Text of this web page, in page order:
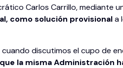
Carlos Carrillo, mediante
como solución provisionala
cuando discutimos el cupo de
la misma Administración